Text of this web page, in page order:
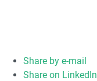
Share by e-mail
Share on LinkedIn